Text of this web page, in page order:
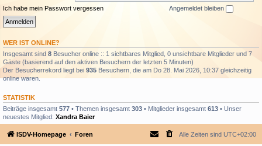
Ich habe mein Passwort vergessen
Angemeldet bleiben
WER IST ONLINE?
Insgesamt sind 8 Besucher online :: 1 sichtbares Mitglied, 0 unsichtbare Mitglieder und 7
Gäste (basierend auf den aktiven Besuchern der letzten 5 Minuten)
Der Besucherrekord liegt bei 935 Besuchern, die am Do 28. Mai 2026, 10:37 gleichzeitig
online waren.
STATISTIK
Beiträge insgesamt 577 • Themen insgesamt 303 • Mitglieder insgesamt 613 • Unser
neuestes Mitglied: Xandra Baier
ISDV-Homepage Foren Alle Zeiten sind UTC+02:00